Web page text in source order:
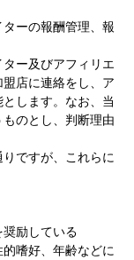
ーの報酬管理、報
ー及びアフィリエ
店に連絡をし、ア
します。なお、当
のとし、判断理由
ですが、これらに
奨励している
嗜好、年齢などに